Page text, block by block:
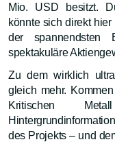
Mio. USD besitzt.
könnte sich direkt
der spannendsten
spektakuläre
Zu dem wirklich
gleich mehr.
Kritischen
des Projekts – und